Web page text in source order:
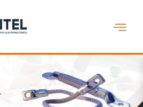
Abrir